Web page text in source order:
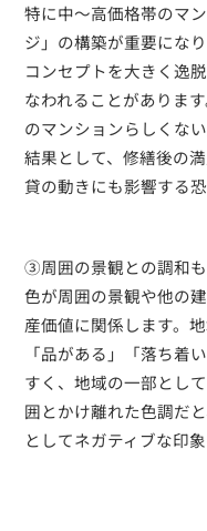
特に中〜高価格帯のマ
ジ」の構築が重要にな
コンセプトを大きく逸
なわれることがありま
のマンションらしくな
結果として、修繕後の
貸の動きにも影響する恐
③周囲の景観との調和
色が周囲の景観や他の
産価値に関係します。
「品がある」「落ち着
すく、地域の一部とし
囲とかけ離れた色調だ
としてネガティブな印